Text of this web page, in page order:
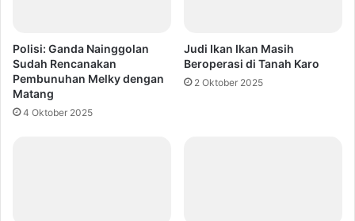
Polisi: Ganda Nainggolan
Sudah Rencanakan
Pembunuhan Melky dengan
Matang
4 Oktober 2025
Judi Ikan Ikan Masih
Beroperasi di Tanah Karo
2 Oktober 2025